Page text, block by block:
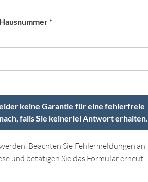
*
keine Garantie für eine fehlerfreie
falls Sie keinerlei Antwort erhalten.
Beachten Sie Fehlermeldungen an
und betätigen Sie das Formular erneut.